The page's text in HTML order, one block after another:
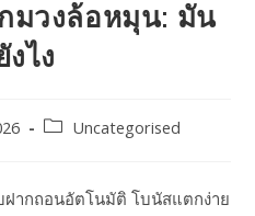
มวงล้อหมุน: มัน
ไง
Uncategorised
ฝากถอนอัตโนมัติ โบนัสแตกง่าย